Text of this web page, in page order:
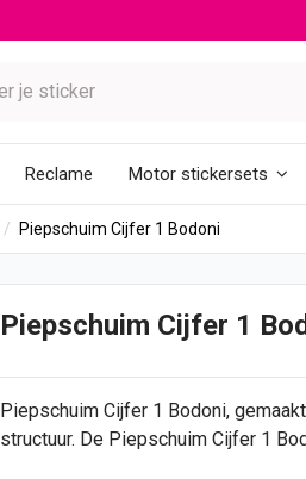
Reclame Motor stickersets
Piepschuim Cijfer 1 Bodoni
Piepschuim Cijfer 1
Piepschuim Cijfer1 Bodoni,
structuur. De Piepschuim Cijfer 1